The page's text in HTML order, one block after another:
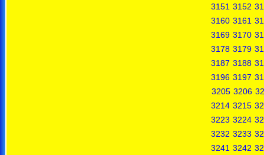
3151 3152
3160 3161
3169 3170
3178 3179
3187 3188
3196 3197
3205 3206
3214 3215
3223 3224
3232 3233
3241 3242